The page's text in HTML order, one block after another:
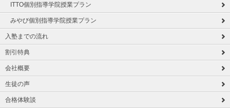
ITTO個別指導学院授業プラン
みやび個別指導学院授業プラン
入塾までの流れ
割引特典
会社概要
生徒の声
合格体験談